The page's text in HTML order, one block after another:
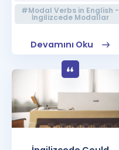
#Modal Verbs in English -
İngilizcede Modallar
Devamını Oku